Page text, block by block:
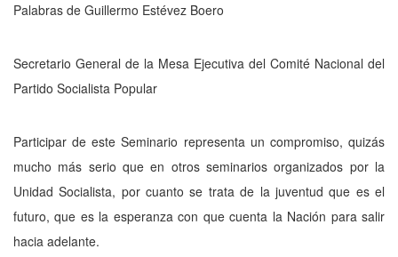
Palabras de Guillermo Estévez Boero
Secretario General de la Mesa Ejecutiva del Comité Nacional del
Partido Socialista Popular
Participar de este Seminario representa un compromiso, quizás
mucho más serio que en otros seminarios organizados por la
Unidad Socialista, por cuanto se trata de la juventud que es el
futuro, que es la esperanza con que cuenta la Nación para salir
hacia adelante.